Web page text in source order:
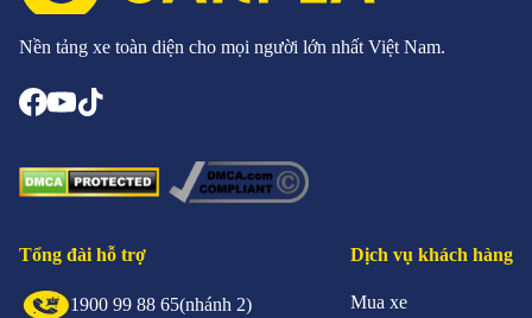
Nền tảng xe toàn diện cho mọi người lớn nhất Việt Nam.
Tổng đài hỗ trợ
1900 99 88 65(nhánh 2)
Dịch vụ khách hàng
Mua xe